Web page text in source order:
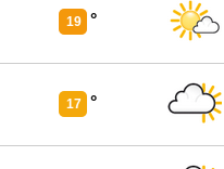
19 °
17 °